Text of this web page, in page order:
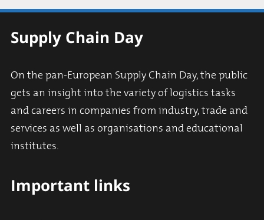
Supply Chain Day
On the pan-European Supply Chain Day, the public
gets an insight into the variety of logistics tasks
and careers in companies from industry, trade and
services as well as organisations and educational
institutes.
Important links